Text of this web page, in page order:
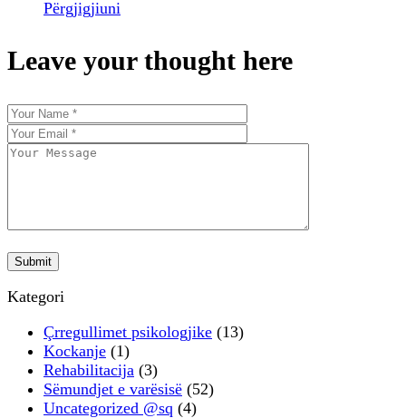
Përgjigjiuni
Leave your thought here
Kategori
Çrregullimet psikologjike (13)
Kockanje (1)
Rehabilitacija (3)
Sëmundjet e varësisë (52)
Uncategorized @sq (4)